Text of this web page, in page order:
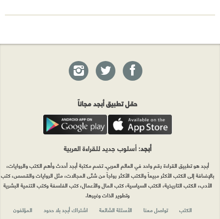
حمّل تطبيق أبجد مجاناً
أبجد: أسلوب جديد للقراءة العربية
أبجد هو تطبيق القراءة رقم واحد في العالم العربي. تضم مكتبة أبجد أحدث وأهم الكتب والروايات،
بالإضافة إلى الكتب الأكثر مبيعاً والكتب الأكثر رواجاً من شتّى المجالات، مثل الروايات والقصص، كتب
الأدب، الكتب التاريخية، الكتب السياسية، كتب المال والأعمال، كتب الفلسفة وكتب التنمية البشرية
وتطوير الذات وغيرها.
الكتب
تواصل معنا الأسئلة الشائعة اشتراك أبجد بلا حدود المؤلفون